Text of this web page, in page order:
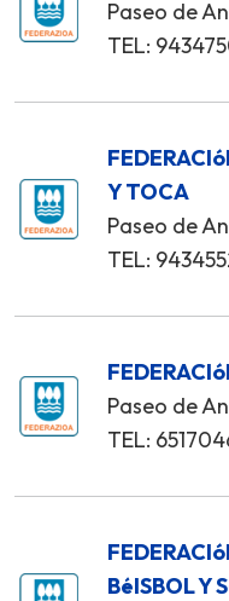
Paseo de
TEL:
Y TOCA
Paseo de
TEL:
Paseo de
TEL:
BéISBOL Y